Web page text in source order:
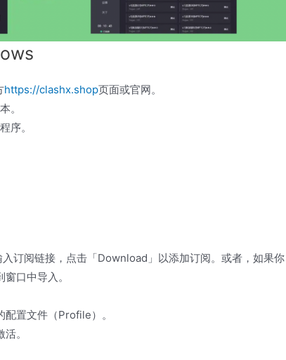
https://clashx.shop页面或官网。
。
序。
订阅链接，点击「Download」以添加订阅。或者，如果你
口中导入。
置文件（Profile）。
。